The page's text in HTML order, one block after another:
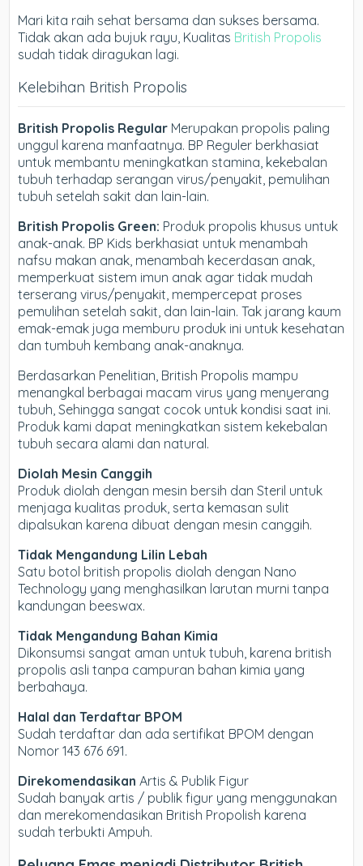
Mari kita raih sehat bersama dan sukses bersama.
Tidak akan ada bujuk rayu, Kualitas British Propolis
sudah tidak diragukan lagi.
Kelebihan British Propolis
British Propolis Regular Merupakan propolis paling
unggul karena manfaatnya. BP Reguler berkhasiat
untuk membantu meningkatkan stamina, kekebalan
tubuh terhadap serangan virus/penyakit, pemulihan
tubuh setelah sakit dan lain-lain.
British Propolis Green: Produk propolis khusus untuk
anak-anak. BP Kids berkhasiat untuk menambah
nafsu makan anak, menambah kecerdasan anak,
memperkuat sistem imun anak agar tidak mudah
terserang virus/penyakit, mempercepat proses
pemulihan setelah sakit, dan lain-lain. Tak jarang kaum
emak-emak juga memburu produk ini untuk kesehatan
dan tumbuh kembang anak-anaknya.
Berdasarkan Penelitian, British Propolis mampu
menangkal berbagai macam virus yang menyerang
tubuh, Sehingga sangat cocok untuk kondisi saat ini.
Produk kami dapat meningkatkan sistem kekebalan
tubuh secara alami dan natural.
Diolah Mesin Canggih
Produk diolah dengan mesin bersih dan Steril untuk
menjaga kualitas produk, serta kemasan sulit
dipalsukan karena dibuat dengan mesin canggih.
Tidak Mengandung Lilin Lebah
Satu botol british propolis diolah dengan Nano
Technology yang menghasilkan larutan murni tanpa
kandungan beeswax.
Tidak Mengandung Bahan Kimia
Dikonsumsi sangat aman untuk tubuh, karena british
propolis asli tanpa campuran bahan kimia yang
berbahaya.
Halal dan Terdaftar BPOM
Sudah terdaftar dan ada sertifikat BPOM dengan
Nomor 143 676 691.
Direkomendasikan Artis & Publik Figur
Sudah banyak artis / publik figur yang menggunakan
dan merekomendasikan British Propolish karena
sudah terbukti Ampuh.